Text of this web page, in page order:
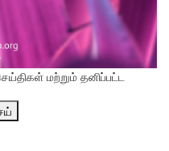
மற்றும் தனிப்பட்ட